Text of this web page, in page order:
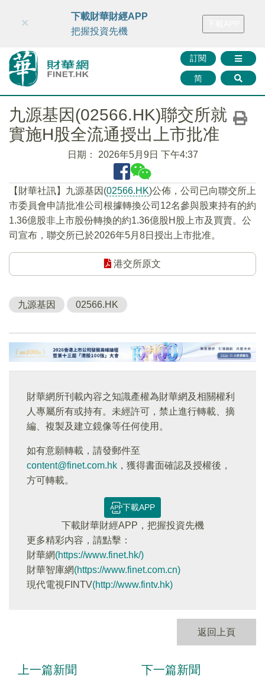
財華智庫網 FINTV FINMETA 財華證券 媒體矩陣
訂閱
简
×
下載財華財經APP
把握投資先機
九源基因(02566.HK)聯交所就
實施H股全流通授出上市批准
日期： 2026年5月9日 下午4:37
【財華社訊】九源基因(02566.HK)公佈，公司已向聯交所上
市委員會申請批准公司根據轉換公司12名參與股東持有的約
1.36億股非上市股份轉換的約1.36億股H股上市及買賣。公
司宣布，聯交所已於2026年5月8日授出上市批准。
港交所原文
九源基因 02566.HK
財華網所刊載內容之知識產權為財華網及相關權利
人專屬所有或持有。未經許可，禁止進行轉載、摘
編、複製及建立鏡像等任何使用。
如有意願轉載，請發郵件至
content@finet.com.hk ，獲得書面確認及授權後，
方可轉載。
下載APP
下載財華財經APP，把握投資先機
更多精彩内容，請點擊：
財華網(https://www.finet.hk/)
財華智庫網(https://www.finet.com.cn)
現代電視FINTV(http://www.fintv.hk)
返回上頁
上一篇新聞 下一篇新聞